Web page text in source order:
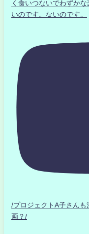
く食いつないでわずか
いのです。ないのです。
/プロジェクトA子さん
画？/